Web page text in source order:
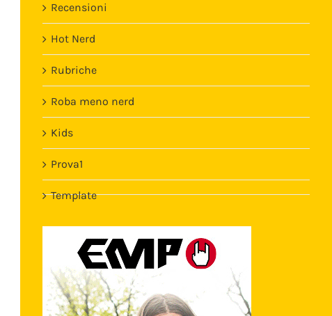
Recensioni
Hot Nerd
Rubriche
Roba meno nerd
Kids
Prova1
Template